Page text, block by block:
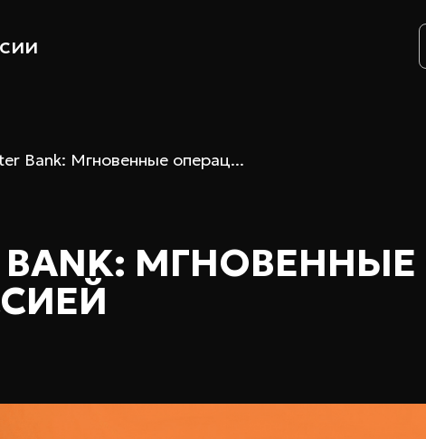
Bank: Мгновенные операц...
BANK: